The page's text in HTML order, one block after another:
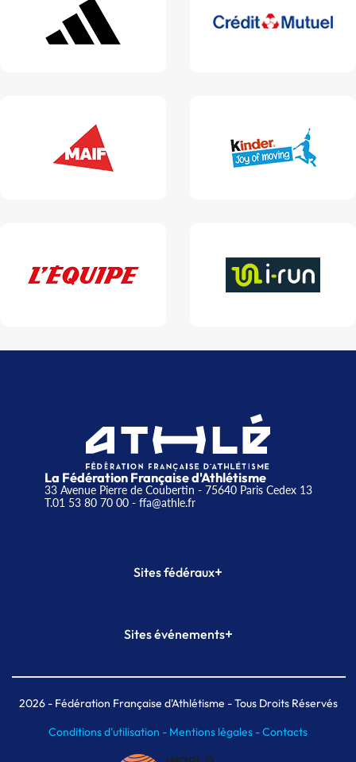
La Fédération Française d'Athlétisme
33 Avenue Pierre de Coubertin - 75640 Paris Cedex 13
T.01 53 80 70 00- ffa@athle.fr
Sites fédéraux+
Plateforme Formation
Sites événements+
Meeting de Paris indoor
MAIF Ekiden de Paris
2026- Fédération Française d'Athlétisme - Tous Droits Réservés
Conditions d'utilisation - Mentions légales -Contacts